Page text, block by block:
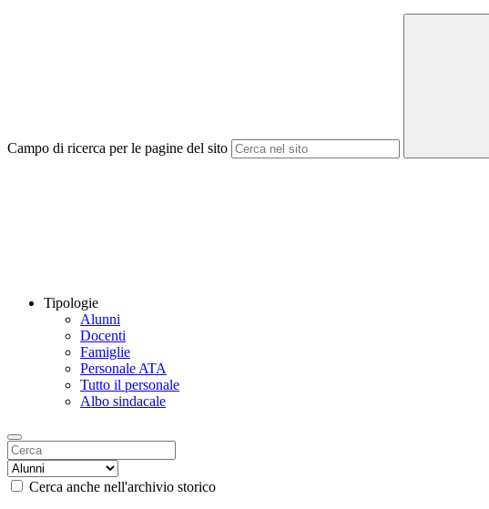
Campo di ricerca per le pagine del sito
Tipologie
Alunni
Docenti
Famiglie
Personale ATA
Tutto il personale
Albo sindacale
Cerca anche nell'archivio storico